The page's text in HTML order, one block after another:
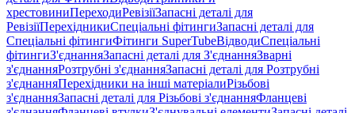
хрестовиниПереходиРевізіїЗапасні деталі для
РевізіїПерехідникиСпеціальні фітингиЗапасні деталі для
Спеціальні фітингиФітинги SuperTubeВідводиСпеціальні
фітингиЗ'єднанняЗапасні деталі для З'єднанняЗварні
з'єднанняРозтрубні з'єднанняЗапасні деталі для Розтрубні
з'єднанняПерехідники на інші матеріалиРізьбові
з'єднанняЗапасні деталі для Різьбові з'єднанняФланцеві